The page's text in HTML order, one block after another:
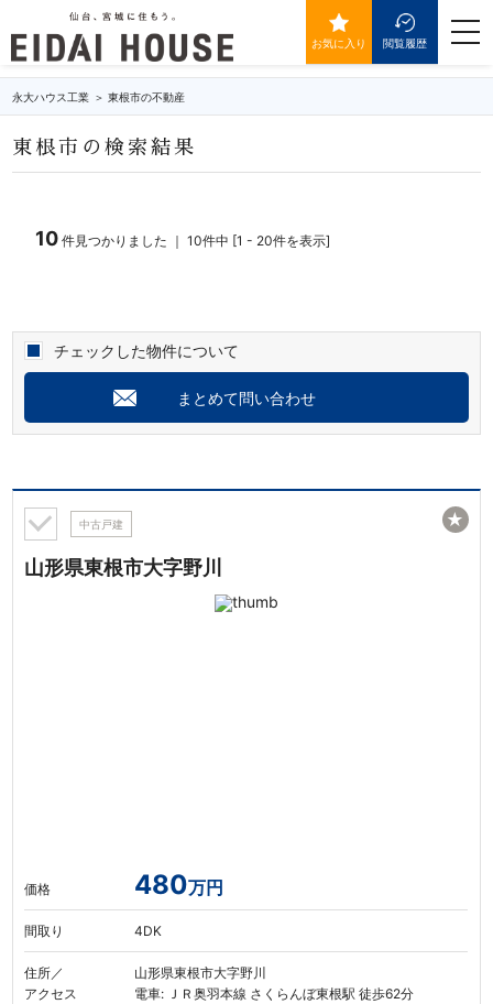
お気に入り 閲覧履歴
永大ハウス工業 東根市の不動産
東根市の検索結果
10 件見つかりました ｜ 10件中 [1 - 20件を表示]
チェックした物件について
まとめて問い合わせ
中古戸建
山形県東根市大字野川
価格 480万円
間取り 4DK
住所／
アクセス
山形県東根市大字野川
電車: ＪＲ奥羽本線 さくらんぼ東根駅 徒歩62分
★